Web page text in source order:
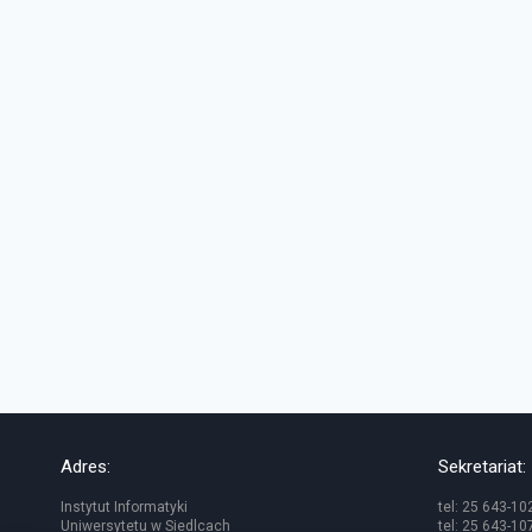
Adres:
Instytut Informatyki
Uniwersytetu w Siedlcach
Sekretariat:
tel: 25 643-
tel: 25 643-